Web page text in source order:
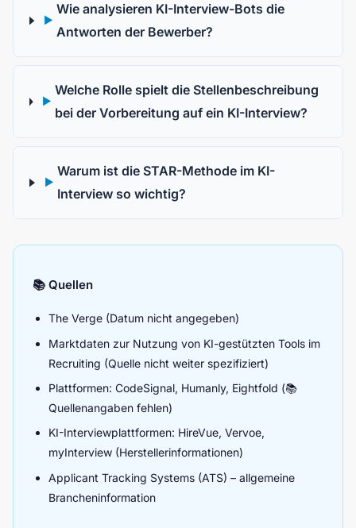
▶
Wie analysieren KI-Interview-Bots die
Antworten der Bewerber?
▶
Welche Rolle spielt die Stellenbeschreibung
bei der Vorbereitung auf ein KI-Interview?
▶
Warum ist die STAR-Methode im KI-
Interview so wichtig?
📚 Quellen
The Verge (Datum nicht angegeben)
Marktdaten zur Nutzung von KI-gestützten Tools im
Recruiting (Quelle nicht weiter spezifiziert)
Plattformen: CodeSignal, Humanly, Eightfold (📚
Quellenangaben fehlen)
KI-Interviewplattformen: HireVue, Vervoe,
myInterview (Herstellerinformationen)
Applicant Tracking Systems (ATS) – allgemeine
Brancheninformation